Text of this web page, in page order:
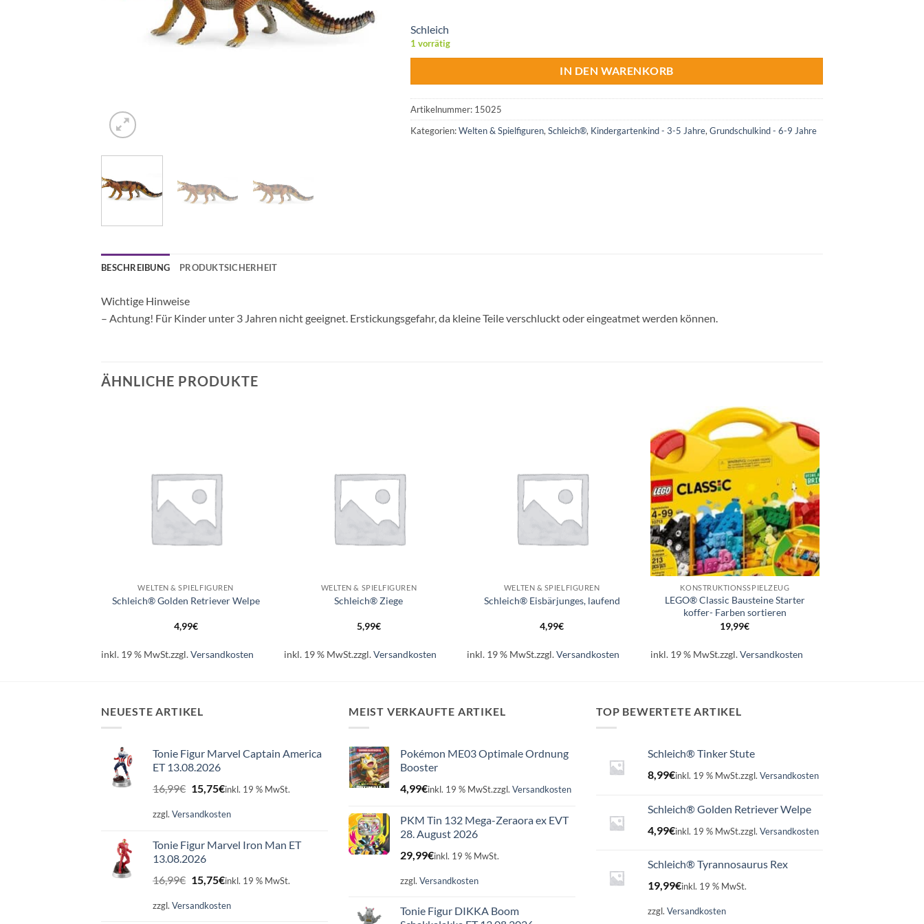
Schleich
1 vorrätig
IN DEN WARENKORB
Artikelnummer: 15025
Kategorien:Welten & Spielfiguren,Schleich®, Kindergartenkind - 3-5 Jahre,Grundschulkind - 6-9 Jahre
BESCHREIBUNG PRODUKTSICHERHEIT
Wichtige Hinweise
– Achtung! Für Kinder unter 3 Jahren nicht geeignet. Erstickungsgefahr, da kleine Teile verschluckt oder eingeatmet werden können.
ÄHNLICHE PRODUKTE
WELTEN & SPIELFIGUREN
Schleich® Golden Retriever Welpe
4,99€
inkl. 19 % MwSt.zzgl.Versandkosten
WELTEN & SPIELFIGUREN
Schleich® Ziege
5,99€
inkl. 19 % MwSt.zzgl.Versandkosten
WELTEN & SPIELFIGUREN
Schleich® Eisbärjunges, laufend
4,99€
inkl. 19 % MwSt.zzgl.Versandkosten
Auf die
Wunschliste
+
KONSTRUKTIONSSPIELZEUG
LEGO® Classic Bausteine Starter
koffer- Farben sortieren
19,99€
inkl. 19 % MwSt.zzgl.Versandkosten
NEUESTE ARTIKEL
Tonie Figur Marvel Captain America
ET 13.08.2026
16,99€ Ursprünglicher
Preis
war:
15,75€Aktueller
ist:
inkl. 19 % MwSt.
zzgl. Versandkosten
Tonie Figur Marvel Iron Man ET
13.08.2026
16,99€ Ursprünglicher
Preis
war:
15,75€Aktueller
ist:
inkl. 19 % MwSt.
zzgl. Versandkosten
MEIST VERKAUFTE ARTIKEL
Pokémon ME03 Optimale Ordnung
Booster
4,99€inkl. 19 % MwSt.zzgl. Versandkosten
PKM Tin 132 Mega-Zeraora ex EVT
28. August 2026
29,99€inkl. 19 % MwSt.
zzgl. Versandkosten
Tonie Figur DIKKA Boom
TOP BEWERTETE ARTIKEL
Schleich® Tinker Stute
8,99€inkl. 19 % MwSt.zzgl. Versandkosten
Schleich® Golden Retriever Welpe
4,99€inkl. 19 % MwSt.zzgl. Versandkosten
Schleich® Tyrannosaurus Rex
19,99€inkl. 19 % MwSt.
zzgl. Versandkosten